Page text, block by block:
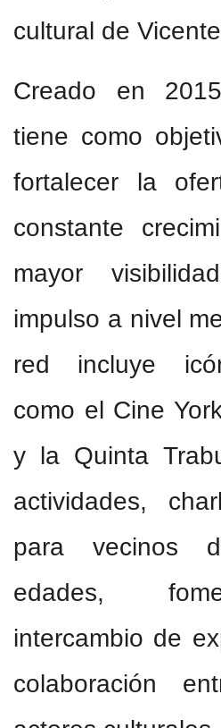
cultural de
Creado en
tiene como
fortalecer la
constante
mayor
impulso a nivel
red incluye
como el Cine
y la Quinta
actividades,
para vecinos
edades,
intercambio de
colaboración